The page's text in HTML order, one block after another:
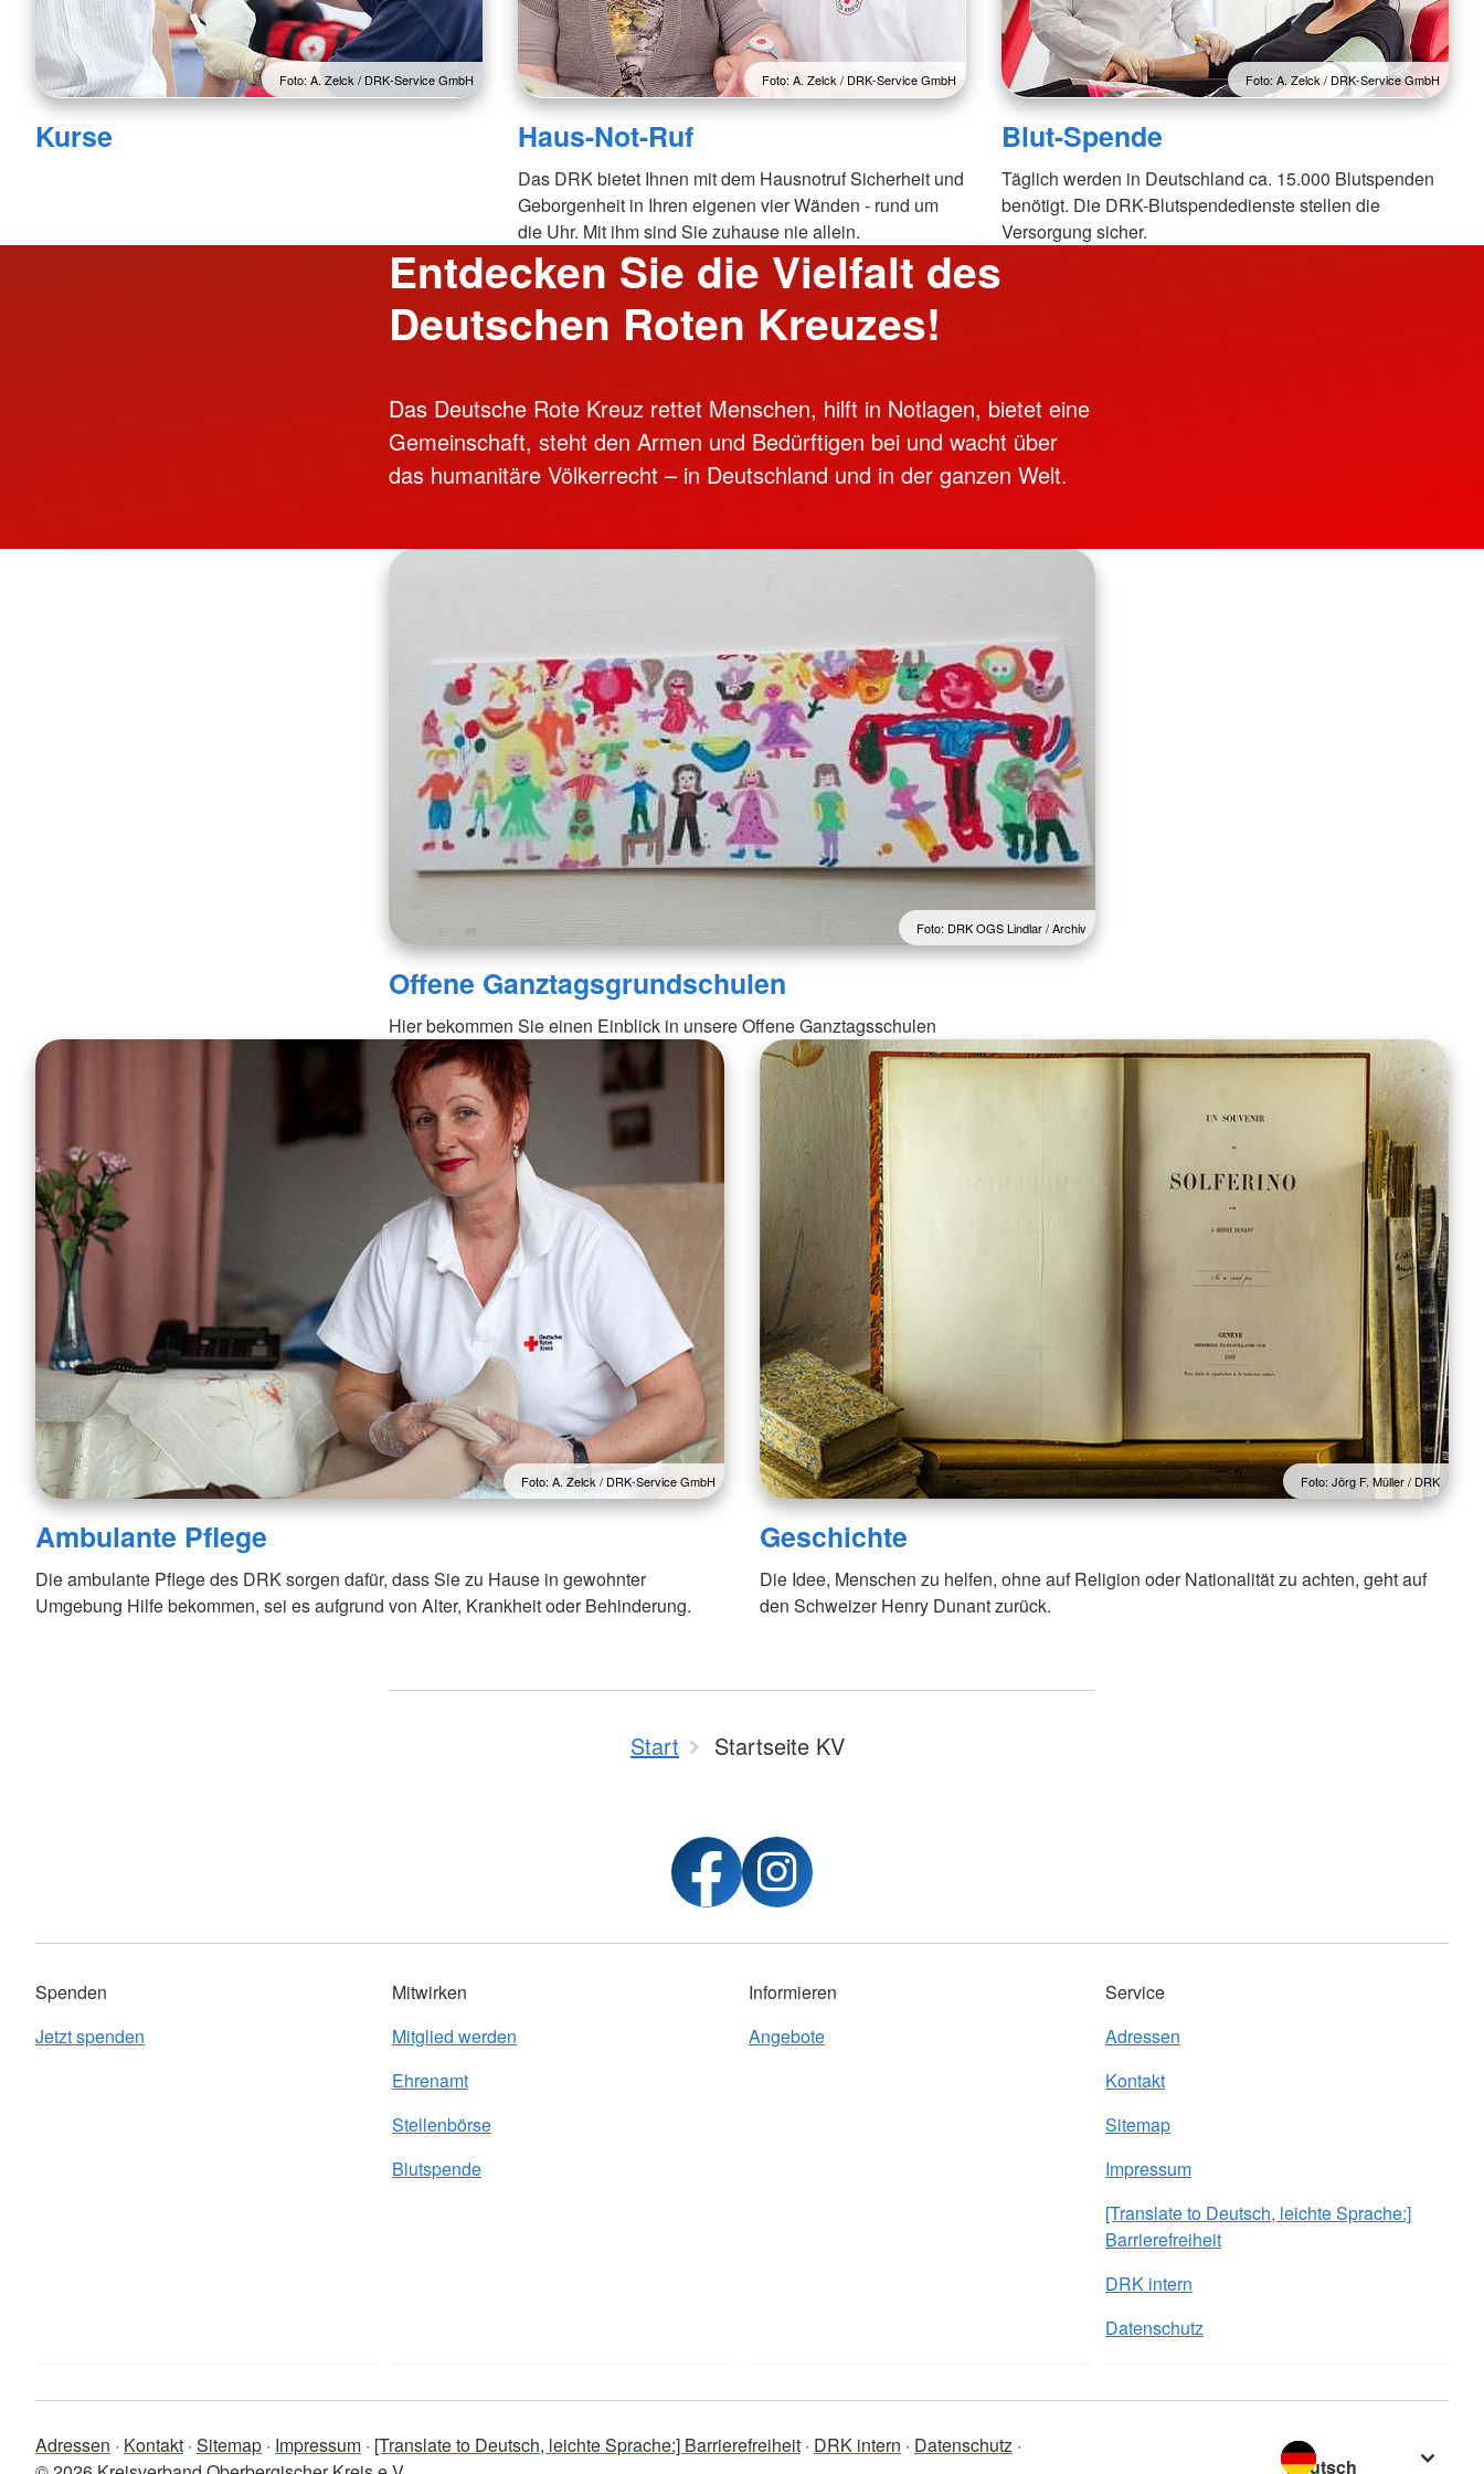
Foto: A. Zelck / DRK-Service GmbH
Kurse
Foto: A. Zelck / DRK-Service GmbH
Haus-Not-Ruf
Das DRK bietet Ihnen mit dem Hausnotruf Sicherheit und
Geborgenheit in Ihren eigenen vier Wänden - rund um
die Uhr. Mit ihm sind Sie zuhause nie allein.
Foto: A. Zelck / DRK-Service GmbH
Blut-Spende
Täglich werden in Deutschland ca. 15.000 Blutspenden
benötigt. Die DRK-Blutspendedienste stellen die
Versorgung sicher.
Entdecken Sie die Vielfalt des
Deutschen Roten Kreuzes!
Das Deutsche Rote Kreuz rettet Menschen, hilft in Notlagen, bietet eine
Gemeinschaft, steht den Armen und Bedürftigen bei und wacht über
das humanitäre Völkerrecht – in Deutschland und in der ganzen Welt.
Foto: DRK OGS Lindlar / Archiv
Offene Ganztagsgrundschulen
Hier bekommen Sie einen Einblick in unsere Offene Ganztagsschulen
Foto: A. Zelck / DRK-Service GmbH
Ambulante Pflege
Die ambulante Pflege des DRK sorgen dafür, dass Sie zu Hause in gewohnter
Umgebung Hilfe bekommen, sei es aufgrund von Alter, Krankheit oder Behinderung.
Foto: Jörg F. Müller / DRK
Geschichte
Die Idee, Menschen zu helfen, ohne auf Religion oder Nationalität zu achten, geht auf
den Schweizer Henry Dunant zurück.
Start Startseite KV
Spenden
Jetzt spenden
Mitwirken
Mitglied werden
Ehrenamt
Stellenbörse
Blutspende
Informieren
Angebote
Service
Adressen
Kontakt
Sitemap
Impressum
[Translate to Deutsch, leichte Sprache:]
Barrierefreiheit
DRK intern
Datenschutz
Adressen Kontakt Sitemap Impressum [Translate to Deutsch, leichte Sprache:] Barrierefreiheit DRK intern
Datenschutz
Sprache wechseln zu